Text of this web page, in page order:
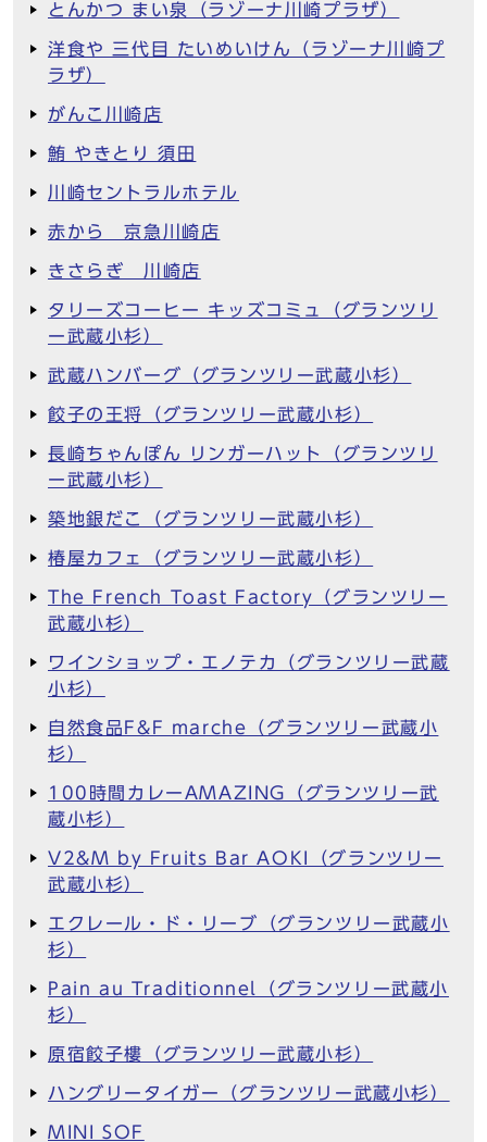
とんかつ まい泉（ラゾーナ川崎プラザ）
洋食や 三代目 たいめいけん（ラゾーナ川崎プ
ラザ）
がんこ川崎店
鮪 やきとり 須田
川崎セントラルホテル
赤から 京急川崎店
きさらぎ 川崎店
タリーズコーヒー キッズコミュ（グランツリ
ー武蔵小杉）
武蔵ハンバーグ（グランツリー武蔵小杉）
餃子の王将（グランツリー武蔵小杉）
長崎ちゃんぽん リンガーハット（グランツリ
ー武蔵小杉）
築地銀だこ（グランツリー武蔵小杉）
椿屋カフェ（グランツリー武蔵小杉）
The French Toast Factory（グランツリー
武蔵小杉）
ワインショップ・エノテカ（グランツリー武蔵
小杉）
自然食品F&F marche（グランツリー武蔵小
杉）
100時間カレーAMAZING（グランツリー武
蔵小杉）
V2&M by Fruits Bar AOKI（グランツリー
武蔵小杉）
エクレール・ド・リーブ（グランツリー武蔵小
杉）
Pain au Traditionnel（グランツリー武蔵小
杉）
原宿餃子樓（グランツリー武蔵小杉）
ハングリータイガー（グランツリー武蔵小杉）
MINI SOF